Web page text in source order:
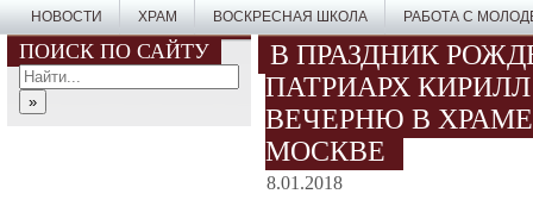
НОВОСТИ ХРАМ ВОСКРЕСНАЯ ШКОЛА РАБОТА С
ПОИСК ПО САЙТУ
В ПРАЗДНИК
ПАТРИАРХ
ВЕЧЕРНЮ В
МОСКВЕ
8.01.2018